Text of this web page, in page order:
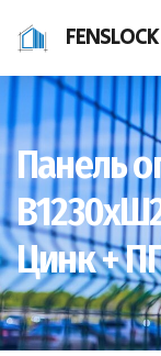
FENSLOCK
Панель
Цинк +